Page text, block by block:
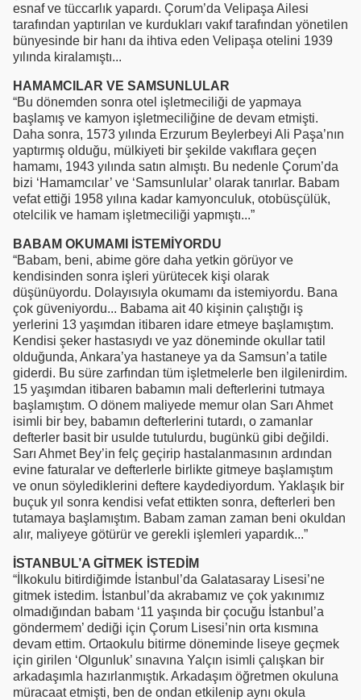
esnaf ve tüccarlık yapardı. Çorum’da Velipaşa Ailesi
tarafından yaptırılan ve kurdukları vakıf tarafından yönetilen
bünyesinde bir hanı da ihtiva eden Velipaşa otelini 1939
yılında kiralamıştı...
HAMAMCILAR VE SAMSUNLULAR
“Bu dönemden sonra otel işletmeciliği de yapmaya
başlamış ve kamyon işletmeciliğine de devam etmişti.
Daha sonra, 1573 yılında Erzurum Beylerbeyi Ali Paşa’nın
yaptırmış olduğu, mülkiyeti bir şekilde vakıflara geçen
hamamı, 1943 yılında satın almıştı. Bu nedenle Çorum’da
bizi ‘Hamamcılar’ ve ‘Samsunlular’ olarak tanırlar. Babam
vefat ettiği 1958 yılına kadar kamyonculuk, otobüsçülük,
otelcilik ve hamam işletmeciliği yapmıştı...”
BABAM OKUMAMI İSTEMİYORDU
“Babam, beni, abime göre daha yetkin görüyor ve
kendisinden sonra işleri yürütecek kişi olarak
düşünüyordu. Dolayısıyla okumamı da istemiyordu. Bana
çok güveniyordu... Babama ait 40 kişinin çalıştığı iş
yerlerini 13 yaşımdan itibaren idare etmeye başlamıştım.
Kendisi şeker hastasıydı ve yaz döneminde okullar tatil
olduğunda, Ankara’ya hastaneye ya da Samsun’a tatile
giderdi. Bu süre zarfından tüm işletmelerle ben ilgilenirdim.
15 yaşımdan itibaren babamın mali defterlerini tutmaya
başlamıştım. O dönem maliyede memur olan Sarı Ahmet
isimli bir bey, babamın defterlerini tutardı, o zamanlar
defterler basit bir usulde tutulurdu, bugünkü gibi değildi.
Sarı Ahmet Bey’in felç geçirip hastalanmasının ardından
evine faturalar ve defterlerle birlikte gitmeye başlamıştım
ve onun söylediklerini deftere kaydediyordum. Yaklaşık bir
buçuk yıl sonra kendisi vefat ettikten sonra, defterleri ben
tutamaya başlamıştım. Babam zaman zaman beni okuldan
alır, maliyeye götürür ve gerekli işlemleri yapardık...”
İSTANBUL’A GİTMEK İSTEDİM
“İlkokulu bitirdiğimde İstanbul’da Galatasaray Lisesi’ne
gitmek istedim. İstanbul’da akrabamız ve çok yakınımız
olmadığından babam ‘11 yaşında bir çocuğu İstanbul’a
göndermem’ dediği için Çorum Lisesi’nin orta kısmına
devam ettim. Ortaokulu bitirme döneminde liseye geçmek
için girilen ‘Olgunluk’ sınavına Yalçın isimli çalışkan bir
arkadaşımla hazırlanmıştık. Arkadaşım öğretmen okuluna
müracaat etmişti, ben de ondan etkilenip aynı okula